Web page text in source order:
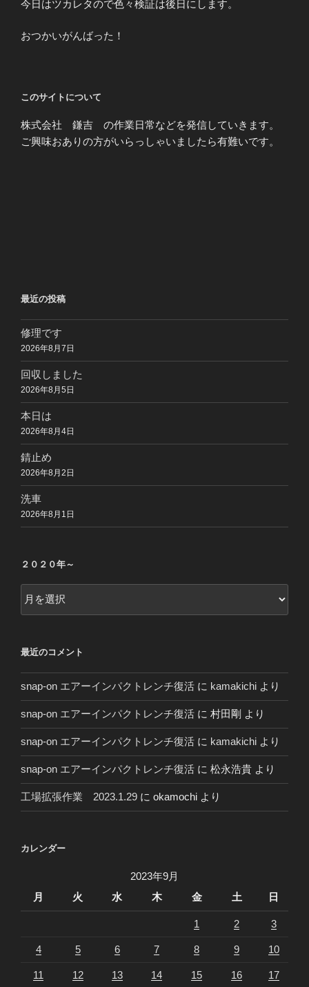
今日はツカレタので色々検証は後日にします。
おつかいがんばった！
このサイトについて
株式会社 鎌吉 の作業日常などを発信していきます。
ご興味おありの方がいらっしゃいましたら有難いです。
最近の投稿
修理です
2026年8月7日
回収しました
2026年8月5日
本日は
2026年8月4日
錆止め
2026年8月2日
洗車
2026年8月1日
２０２０年～
２
０
年
～
最近のコメント
snap-on エアーインパクトレンチ復活 に kamakichi より
snap-on エアーインパクトレンチ復活 に 村田剛 より
snap-on エアーインパクトレンチ復活 に kamakichi より
snap-on エアーインパクトレンチ復活 に 松永浩貴 より
工場拡張作業 2023.1.29 に okamochi より
カレンダー
2023年9月
月
火 水 木 金 土 日
1 2 3
4 5 6 7 8 9 10
11 12 13 14 15 16 17